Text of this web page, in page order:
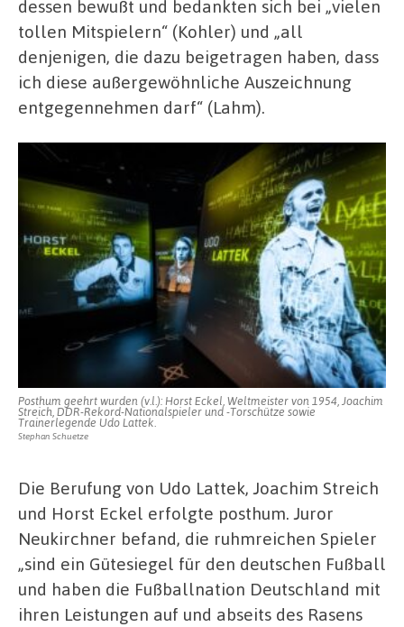
dessen bewußt und bedankten sich bei „vielen
tollen Mitspielern“ (Kohler) und „all
denjenigen, die dazu beigetragen haben, dass
ich diese außergewöhnliche Auszeichnung
entgegennehmen darf“ (Lahm).
Posthum geehrt wurden (v.l.): Horst Eckel, Weltmeister von 1954, Joachim
Streich, DDR-Rekord-Nationalspieler und -Torschütze sowie
Trainerlegende Udo Lattek.
Stephan Schuetze
Die Berufung von Udo Lattek, Joachim Streich
und Horst Eckel erfolgte posthum. Juror
Neukirchner befand, die ruhmreichen Spieler
„sind ein Gütesiegel für den deutschen Fußball
und haben die Fußballnation Deutschland mit
ihren Leistungen auf und abseits des Rasens